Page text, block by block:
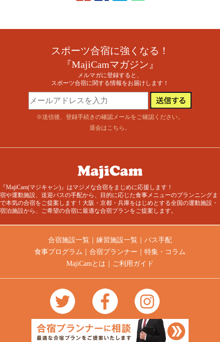
スポーツ合宿に強くなる！
『MajiCamマガジン』
メルマガに登録すると、
スポーツ合宿に関する情報をお届けします！
※送信後、登録手続きの確認メールをご確認ください。
退会はこちら 。
『MajiCam(マジキャン)』はマジメな合宿をまじめに応援します！
宿や運動施設、送迎バスの手配から、目的に応じた食事メニューのプランニングま
で本気の合宿をご提案します！大阪・京都・兵庫をはじめとする全国の運動施設・
宿泊施設から、ご希望の合宿に最適な合宿プランをご提案します。
合宿施設一覧 練習施設一覧
バス手配
食事プログラム
合宿プランナー
特集・コラム
MajiCamとは
ご利用ガイド